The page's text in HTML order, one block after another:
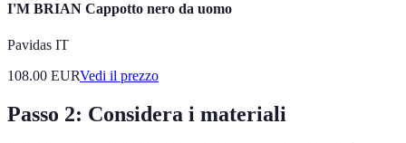
I'M BRIAN Cappotto nero da uomo
Pavidas IT
108.00 EURVedi il prezzo
Passo 2: Considera i materiali